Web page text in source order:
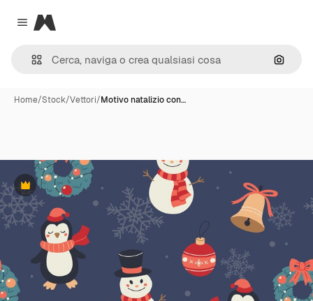
Close menu
Magnific
Cerca
Home/Stock/Vettori/Motivo natalizio con…
Premium